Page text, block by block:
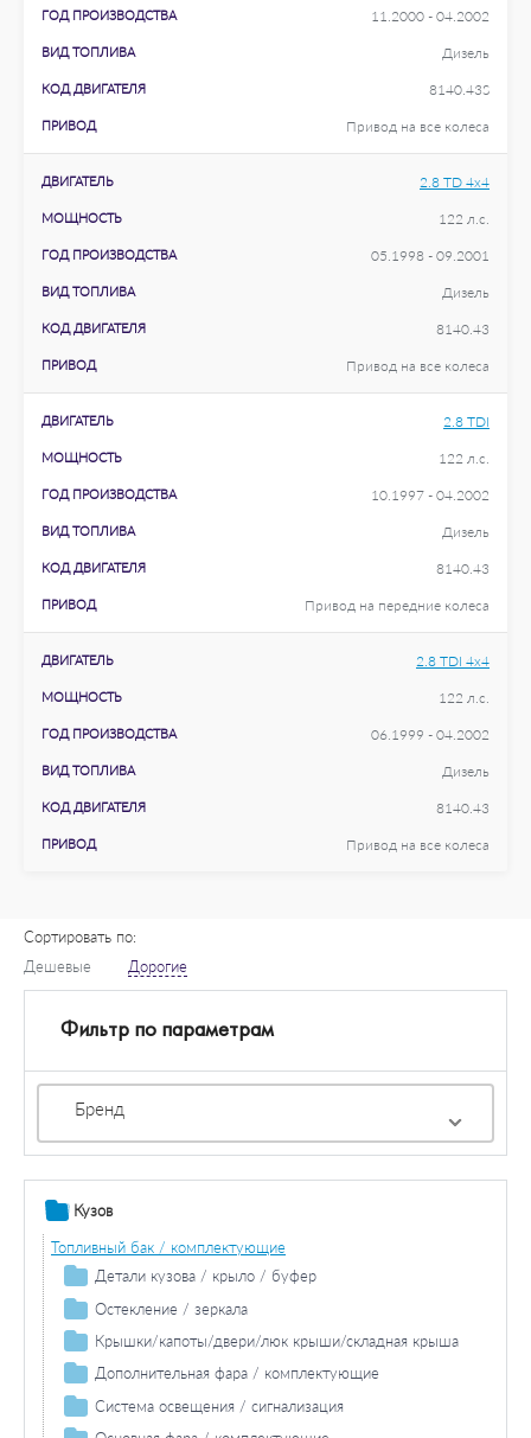
ГОД ПРОИЗВОДСТВА 11.2000 - 04.2002
ВИД ТОПЛИВА Дизель
КОД ДВИГАТЕЛЯ 8140.43S
ПРИВОД Привод на все колеса
ДВИГАТЕЛЬ 2.8 TD 4x4
МОЩНОСТЬ 122 л.с.
ГОД ПРОИЗВОДСТВА 05.1998 - 09.2001
ВИД ТОПЛИВА Дизель
КОД ДВИГАТЕЛЯ 8140.43
ПРИВОД Привод на все колеса
ДВИГАТЕЛЬ 2.8 TDI
МОЩНОСТЬ 122 л.с.
ГОД ПРОИЗВОДСТВА 10.1997 - 04.2002
ВИД ТОПЛИВА Дизель
КОД ДВИГАТЕЛЯ 8140.43
ПРИВОД Привод на передние колеса
ДВИГАТЕЛЬ 2.8 TDI 4x4
МОЩНОСТЬ 122 л.с.
ГОД ПРОИЗВОДСТВА 06.1999 - 04.2002
ВИД ТОПЛИВА Дизель
КОД ДВИГАТЕЛЯ 8140.43
ПРИВОД Привод на все колеса
Сортировать по:
Дешевые
Дорогие
Фильтр по параметрам
Бренд
Кузов
Топливный бак / комплектующие
Детали кузова / крыло / буфер
Продольная / поперечная балка
Колесная ниша
Накладки порога / двери
Боковина
Остекление / зеркала
Зеркала
Крышки/капоты/двери/люк крыши/складная крыша
Капот двигателя / составляющие / изоляция
Двери / комплектующие
Дополнительная фара / комплектующие
Противотуманная фара / комплектующие
Противотуманная фара лампа накаливания
Фара дальнего света / комплектующие
Система освещения / сигнализация